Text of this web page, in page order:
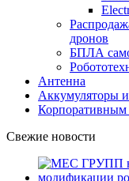
дронов
БПЛА
Антенна
Аккумуляторы и
Корпоративным
Свежие новости